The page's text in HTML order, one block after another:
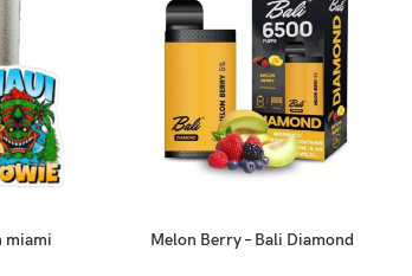
miami Melon Berry – Bali Diamond